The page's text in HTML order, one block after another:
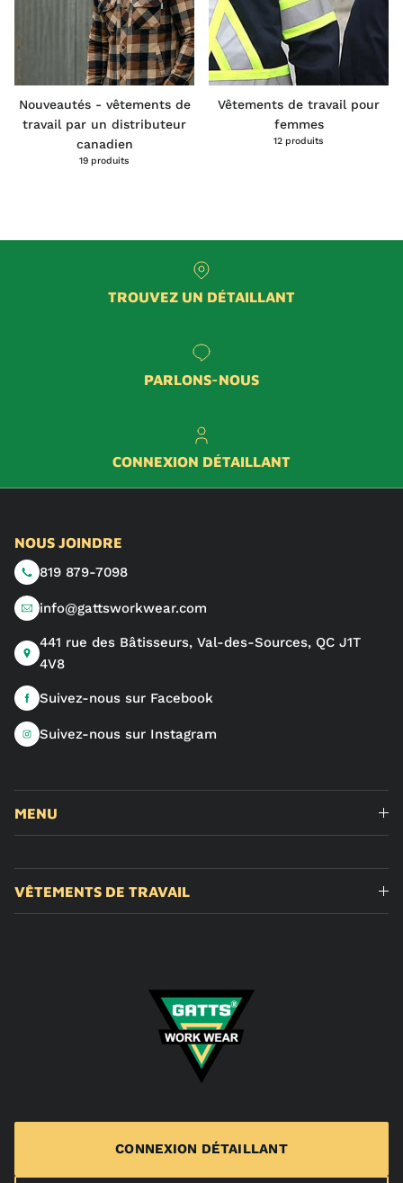
Nouveautés - vêtements de
travail par un distributeur
canadien
19 produits
Vêtements de travail pour
femmes
12 produits
TROUVEZ UN DÉTAILLANT
PARLONS-NOUS
CONNEXION DÉTAILLANT
NOUS JOINDRE
819 879-7098
info@gattsworkwear.com
441 rue des Bâtisseurs, Val-des-Sources, QC J1T
4V8
Suivez-nous sur Facebook
Suivez-nous sur Instagram
MENU
VÊTEMENTS DE TRAVAIL
CONNEXION DÉTAILLANT